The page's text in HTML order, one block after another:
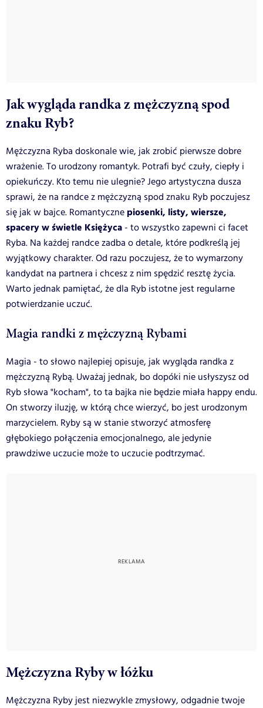
Jak wygląda randka z mężczyzną spod
znaku Ryb?
Mężczyzna Ryba doskonale wie, jak zrobić pierwsze dobre
wrażenie. To urodzony romantyk. Potrafi być czuły, ciepły i
opiekuńczy. Kto temu nie ulegnie? Jego artystyczna dusza
sprawi, że na randce z mężczyzną spod znaku Ryb poczujesz
się jak w bajce. Romantyczne piosenki, listy, wiersze,
spacery w świetle Księżyca - to wszystko zapewni ci facet
Ryba. Na każdej randce zadba o detale, które podkreślą jej
wyjątkowy charakter. Od razu poczujesz, że to wymarzony
kandydat na partnera i chcesz z nim spędzić resztę życia.
Warto jednak pamiętać, że dla Ryb istotne jest regularne
potwierdzanie uczuć.
Magia randki z mężczyzną Rybami
Magia - to słowo najlepiej opisuje, jak wygląda randka z
mężczyzną Rybą. Uważaj jednak, bo dopóki nie usłyszysz od
Ryb słowa "kocham", to ta bajka nie będzie miała happy endu.
On stworzy iluzję, w którą chce wierzyć, bo jest urodzonym
marzycielem. Ryby są w stanie stworzyć atmosferę
głębokiego połączenia emocjonalnego, ale jedynie
prawdziwe uczucie może to uczucie podtrzymać.
Mężczyzna Ryby w łóżku
Mężczyzna Ryby jest niezwykle zmysłowy, odgadnie twoje